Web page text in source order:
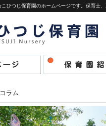
ひつじ保育園のホームページです。保育士、
コラム